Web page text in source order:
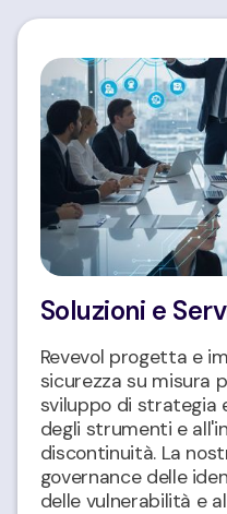
Soluzioni e
Revevol progetta e
sicurezza su misura
sviluppo di strategia
degli strumenti e
discontinuità. La
governance delle
delle vulnerabilità e